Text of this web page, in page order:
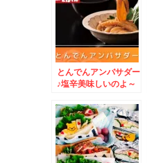
が懐かし美味(*´艸`*)
とんでんアンバサダー
♪塩辛美味しいのよ～